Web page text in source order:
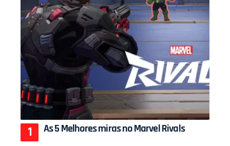
As 5 Melhores miras no Marvel Rivals